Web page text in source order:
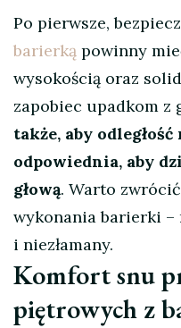
Po pierwsze,
barierką powinny
wysokością oraz
zapobiec upadkom z
także, aby
odpowiednia, aby
głową. Warto
wykonania barierki –
i niezłamany.
Komfort snu
piętrowych z